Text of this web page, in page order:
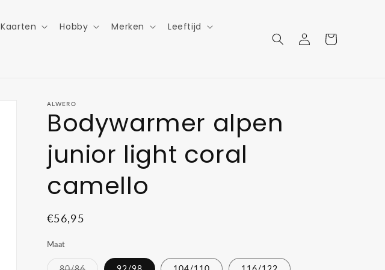
Kaarten Hobby Merken Leeftijd
Inloggen
Winkelwagen
ALWERO
Bodywarmer alpen
junior light coral
camello
Normale
€56,95
Maat
Variant